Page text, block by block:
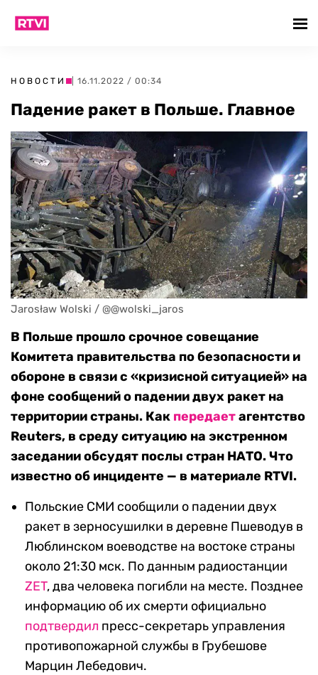
НОВОСТИ | 16.11.2022 / 00:34
Падение ракет в Польше. Главное
Jarosław Wolski / @@wolski_jaros
В Польше прошло срочное совещание
Комитета правительства по безопасности и
обороне в связи с «кризисной ситуацией» на
фоне сообщений о падении двух ракет на
территории страны. Как передаетагентство
Reuters, в среду ситуацию на экстренном
заседании обсудят послы стран НАТО. Что
известно об инциденте — в материале RTVI.
Польские СМИ сообщили о падении двух
ракет в зерносушилки в деревне Пшеводув в
Люблинском воеводстве на востоке страны
около 21:30 мск. По данным радиостанции
ZET, два человека погибли на месте. Позднее
информацию об их смерти официально
подтвердил пресс-секретарь управления
противопожарной службы в Грубешове
Марцин Лебедович.